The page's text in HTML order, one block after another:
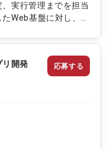
実行管理までを担当
Web基盤に対し、パ
など関係部門と連
を見据えた全体最適の
【作業内
通会員基盤のセキ
踏まえた追加セキ
ティアセスメント
API共通部品のセキ
リ開発 応募する